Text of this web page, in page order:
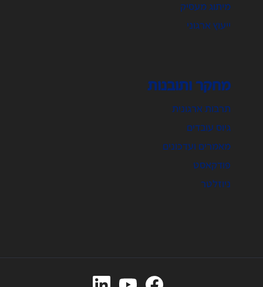
מיתוג מעסיק
ייעוץ ארגוני
מחקר ותובנות
תרבות ארגונית
גיוס עובדים
מאמרים ועדכונים
פודקאסט
ניוזלטר